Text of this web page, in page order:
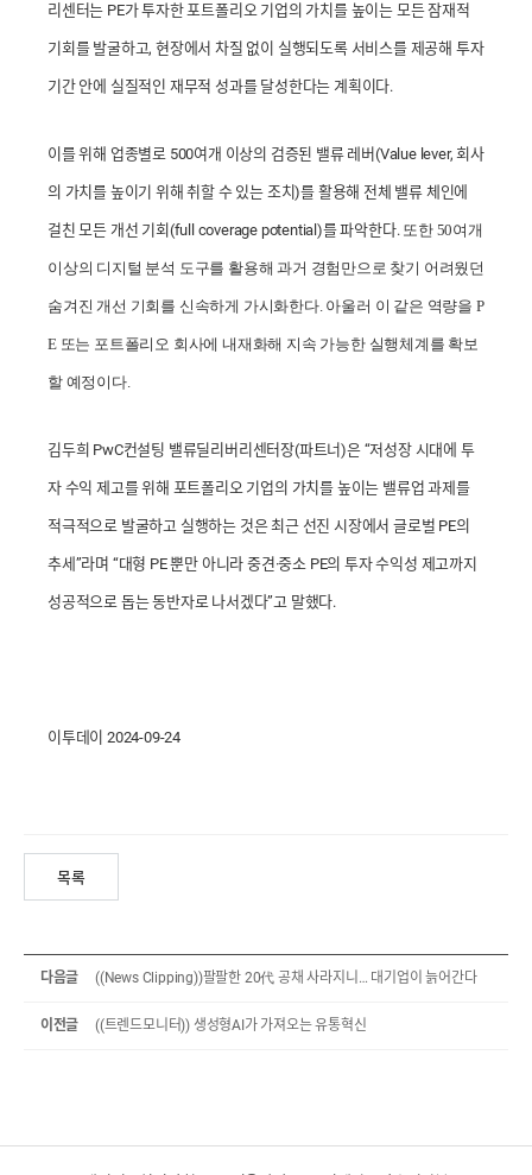
리센터는 PE가 투자한 포트폴리오 기업의 가치를 높이는 모든 잠재적
기회를 발굴하고, 현장에서 차질 없이 실행되도록 서비스를 제공해 투자
기간 안에 실질적인 재무적 성과를 달성한다는 계획이다.
이를 위해 업종별로 500여개 이상의 검증된 밸류 레버(Value lever, 회사
의 가치를 높이기 위해 취할 수 있는 조치)를 활용해 전체 밸류 체인에
걸친 모든 개선 기회(full coverage potential)를 파악한다. 또한 50여개
이상의 디지털 분석 도구를 활용해 과거 경험만으로 찾기 어려웠던
숨겨진 개선 기회를 신속하게 가시화한다. 아울러 이 같은 역량을 P
E 또는 포트폴리오 회사에 내재화해 지속 가능한 실행체계를 확보
할 예정이다.
김두희 PwC컨설팅 밸류딜리버리센터장(파트너)은 “저성장 시대에 투
자 수익 제고를 위해 포트폴리오 기업의 가치를 높이는 밸류업 과제를
적극적으로 발굴하고 실행하는 것은 최근 선진 시장에서 글로벌 PE의
추세”라며 “대형 PE 뿐만 아니라 중견·중소 PE의 투자 수익성 제고까지
성공적으로 돕는 동반자로 나서겠다”고 말했다.
이투데이 2024-09-24
목록
다음글 ((News Clipping))팔팔한 20代 공채 사라지니… 대기업이 늙어간다
이전글 ((트렌드모니터)) 생성형AI가 가져오는 유통혁신